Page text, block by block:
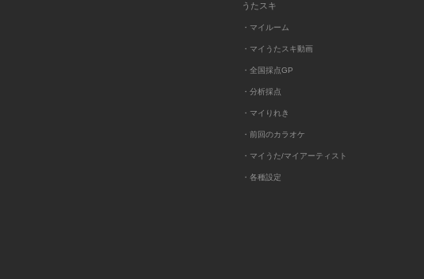
うたスキ
・マイルーム
・マイうたスキ動画
・全国採点GP
・分析採点
・マイりれき
・前回のカラオケ
・マイうた/マイアーティスト
・各種設定